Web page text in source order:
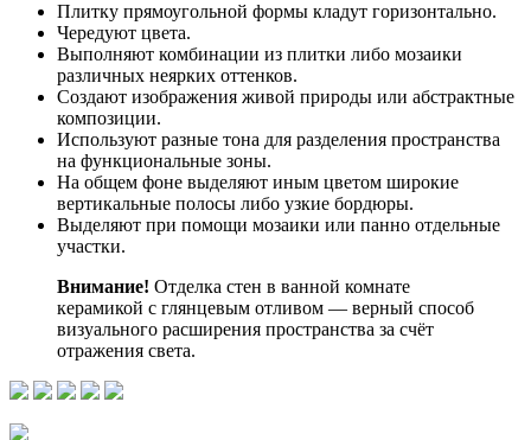
Плитку прямоугольной формы кладут горизонтально.
Чередуют цвета.
Выполняют комбинации из плитки либо мозаики
различных неярких оттенков.
Создают изображения живой природы или абстрактные
композиции.
Используют разные тона для разделения пространства
на функциональные зоны.
На общем фоне выделяют иным цветом широкие
вертикальные полосы либо узкие бордюры.
Выделяют при помощи мозаики или панно отдельные
участки.
Внимание! Отделка стен в ванной комнате
керамикой с глянцевым отливом — верный способ
визуального расширения пространства за счёт
отражения света.